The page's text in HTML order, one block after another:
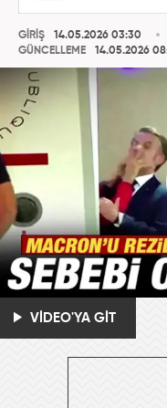
GİRİŞ
14.05.2026 03:30
GÜNCELLEME
14.05.2026
VİDEO'YA GİT